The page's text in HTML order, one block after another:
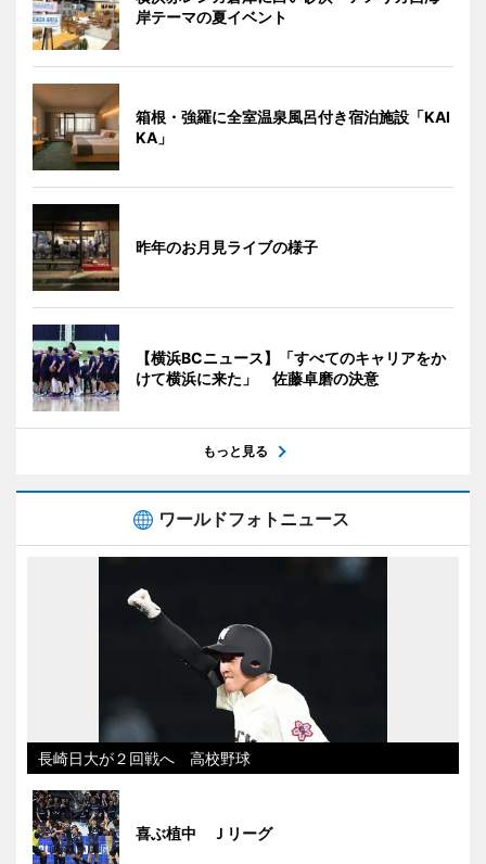
岸テーマの夏イベント
箱根・強羅に全室温泉風呂付き宿泊施設「KAI
KA」
昨年のお月見ライブの様子
【横浜BCニュース】「すべてのキャリアをか
けて横浜に来た」 佐藤卓磨の決意
もっと見る
ワールドフォトニュース
長崎日大が２回戦へ 高校野球
喜ぶ植中 Ｊリーグ